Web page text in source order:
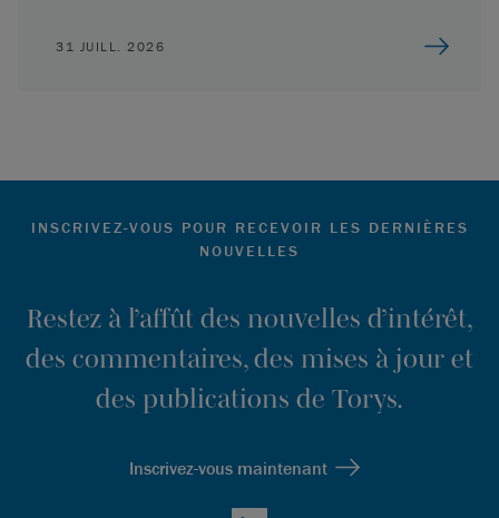
31 JUILL. 2026
INSCRIVEZ-VOUS POUR RECEVOIR LES DERNIÈRES
NOUVELLES
Restez à l’affût des nouvelles d’intérêt,
des commentaires, des mises à jour et
des publications de Torys.
Inscrivez-vous maintenant